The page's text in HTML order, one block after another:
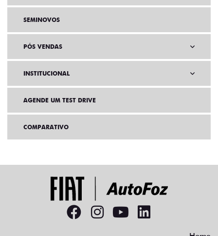
SEMINOVOS
PÓS VENDAS
INSTITUCIONAL
AGENDE UM TEST DRIVE
COMPARATIVO